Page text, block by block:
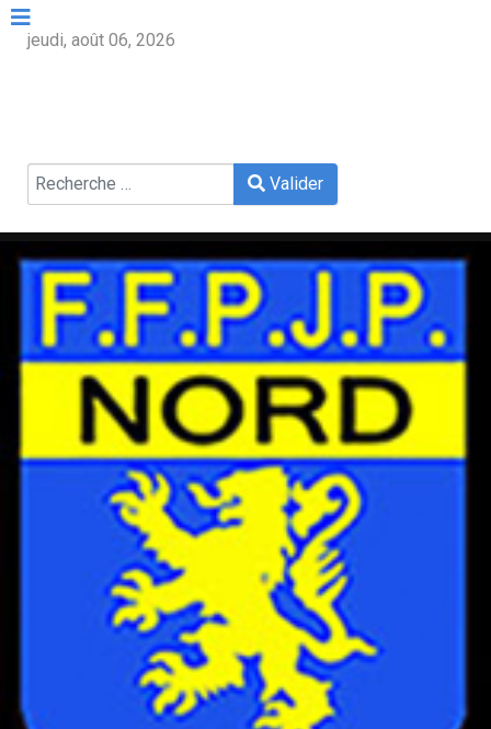
jeudi, août 06, 2026
Valider
Valider